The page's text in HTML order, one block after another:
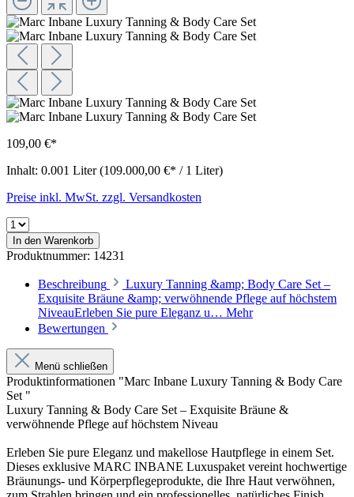
109,00 €*
Inhalt: 0.001 Liter(109.000,00 €* / 1 Liter)
Preise inkl. MwSt. zzgl. Versandkosten
In den Warenkorb
Produktnummer: 14231
Beschreibung
Luxury Tanning &amp; Body Care Set –
Exquisite Bräune &amp; verwöhnende Pflege auf höchstem
NiveauErleben Sie pure Eleganz u… Mehr
Bewertungen
Menü schließen
Produktinformationen "Marc Inbane Luxury Tanning & Body Care
Set "
Luxury Tanning & Body Care Set – Exquisite Bräune &
verwöhnende Pflege auf höchstem Niveau
Erleben Sie pure Eleganz und makellose Hautpflege in einem Set.
Dieses exklusive MARC INBANE Luxuspaket vereint hochwertige
Bräunungs- und Körperpflegeprodukte, die Ihre Haut verwöhnen,